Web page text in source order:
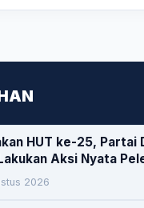
HUT ke-25, Partai
Aksi Nyata
2026